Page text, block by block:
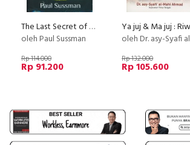
The Last Secret of The Temple
oleh Paul Sussman
Rp 114.000
Rp 91.200
oleh Dr. asy-Syafi al-Mahi Ahmad
Rp 132.000
Rp 105.600